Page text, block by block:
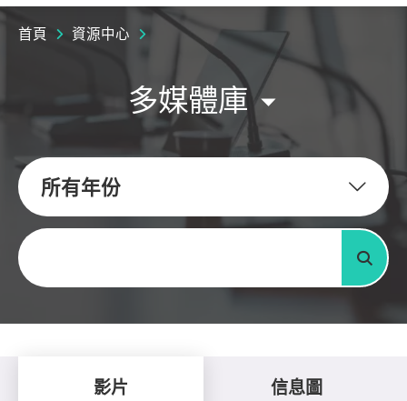
首頁 資源中心
多媒體庫
所有年份
關鍵字
搜尋
影片 信息圖